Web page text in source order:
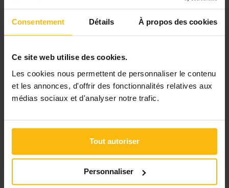
Consentement Détails À propos des cookies
Ce site web utilise des cookies.
Les cookies nous permettent de personnaliser le contenu
et les annonces, d'offrir des fonctionnalités relatives aux
médias sociaux et d'analyser notre trafic.
Tout autoriser
Personnaliser
Namur
Travail, emploi
Enfance, jeunesse
Immigration & intégration
Santé
Santé mentale
Tous
Types d'activité
Apéro-débat
Ciné-débat
Webinaire